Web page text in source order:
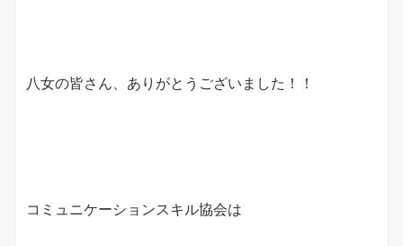
八女の皆さん、ありがとうございました！！
コミュニケーションスキル協会は